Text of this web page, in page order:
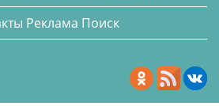
Реклама Поиск